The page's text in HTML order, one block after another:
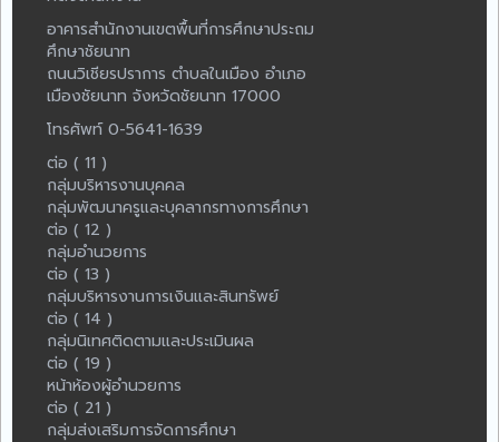
อาคารสำนักงานเขตพื้นที่การศึกษาประถม
ศึกษาชัยนาท
ถนนวิเชียรปราการ ตำบลในเมือง อำเภอ
เมืองชัยนาท จังหวัดชัยนาท 17000
โทรศัพท์ 0-5641-1639
ต่อ ( 11 )
กลุ่มบริหารงานบุคคล
กลุ่มพัฒนาครูและบุคลากรทางการศึกษา
ต่อ ( 12 )
กลุ่มอำนวยการ
ต่อ ( 13 )
กลุ่มบริหารงานการเงินและสินทรัพย์
ต่อ ( 14 )
กลุ่มนิเทศติดตามและประเมินผล
ต่อ ( 19 )
หน้าห้องผู้อำนวยการ
ต่อ ( 21 )
กลุ่มส่งเสริมการจัดการศึกษา